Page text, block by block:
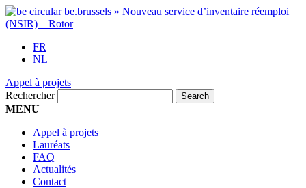
FR
NL
Appel à projets
Rechercher
MENU
Appel à projets
Lauréats
FAQ
Actualités
Contact